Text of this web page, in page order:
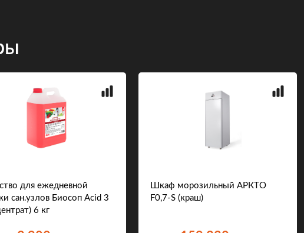
для ежедневной
сан.узлов Биосоп Acid 3
6 кг
Шкаф морозильный АРКТО
F0,7-S (краш)